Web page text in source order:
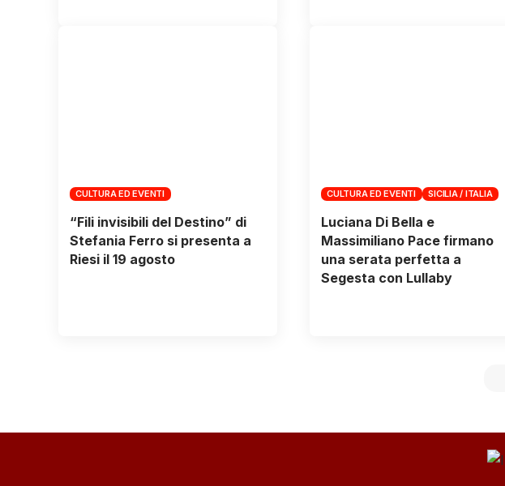
CULTURA ED EVENTI
“Fili invisibili del Destino” di
Stefania Ferro si presenta a
Riesi il 19 agosto
CULTURA ED EVENTI SICILIA / ITALIA
Luciana Di Bella e
Massimiliano Pace firmano
una serata perfetta a
Segesta con Lullaby